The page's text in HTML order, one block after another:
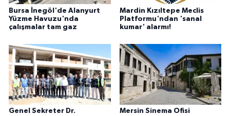
Bursa İnegöl'de Alanyurt
Yüzme Havuzu'nda
çalışmalar tam gaz
Mardin Kızıltepe Meclis
Platformu'ndan 'sanal
kumar' alarmı!
Genel Sekreter Dr.
Mersin Sinema Ofisi